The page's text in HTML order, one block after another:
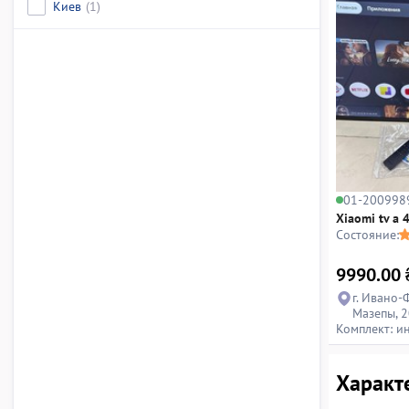
Киев (1)
01-
Xiaomi tv a
Состояние:
9990.00
г. Ивано-
Мазепы,
Комплект: